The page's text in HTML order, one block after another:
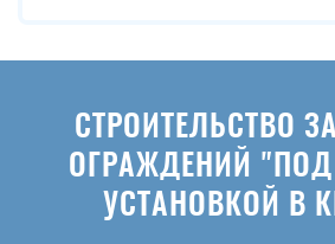
СТРОИТЕЛЬСТВО
ОГРАЖДЕНИЙ
УСТАНОВКОЙ В